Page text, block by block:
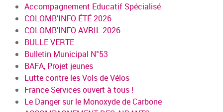
Accompagnement Educatif Spécialisé
COLOMB'INFO ÉTÉ 2026
COLOMB'INFO AVRIL 2026
BULLE VERTE
Bulletin Municipal N°53
BAFA, Projet jeunes
Lutte contre les Vols de Vélos
France Services ouvert à tous !
Le Danger sur le Monoxyde de Carbone